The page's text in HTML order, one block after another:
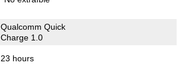
Qualcomm Quick
Charge 1.0
23 hours